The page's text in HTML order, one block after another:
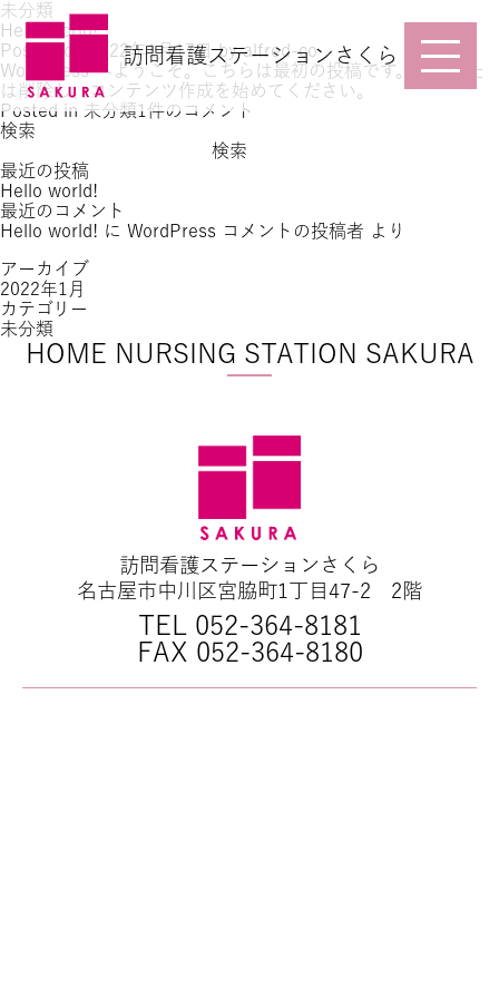
訪問看護ステーションさくら
未分類
Hello world!
Posted on
2022年1月17日byalfred-co
WordPress へようこそ。こちらは最初の投稿です。編集また
は削除し、コンテンツ作成を始めてください。
Posted in 未分類Hello
1件のコメント
検索
検索
最近の投稿
Hello world!
最近のコメント
Hello world! に WordPress コメントの投稿者 より
アーカイブ
2022年1月
カテゴリー
未分類
HOME NURSING STATION SAKURA
訪問看護ステーションさくら
名古屋市中川区宮脇町1丁目47-2 2階
TEL 052-364-8181
FAX 052-364-8180